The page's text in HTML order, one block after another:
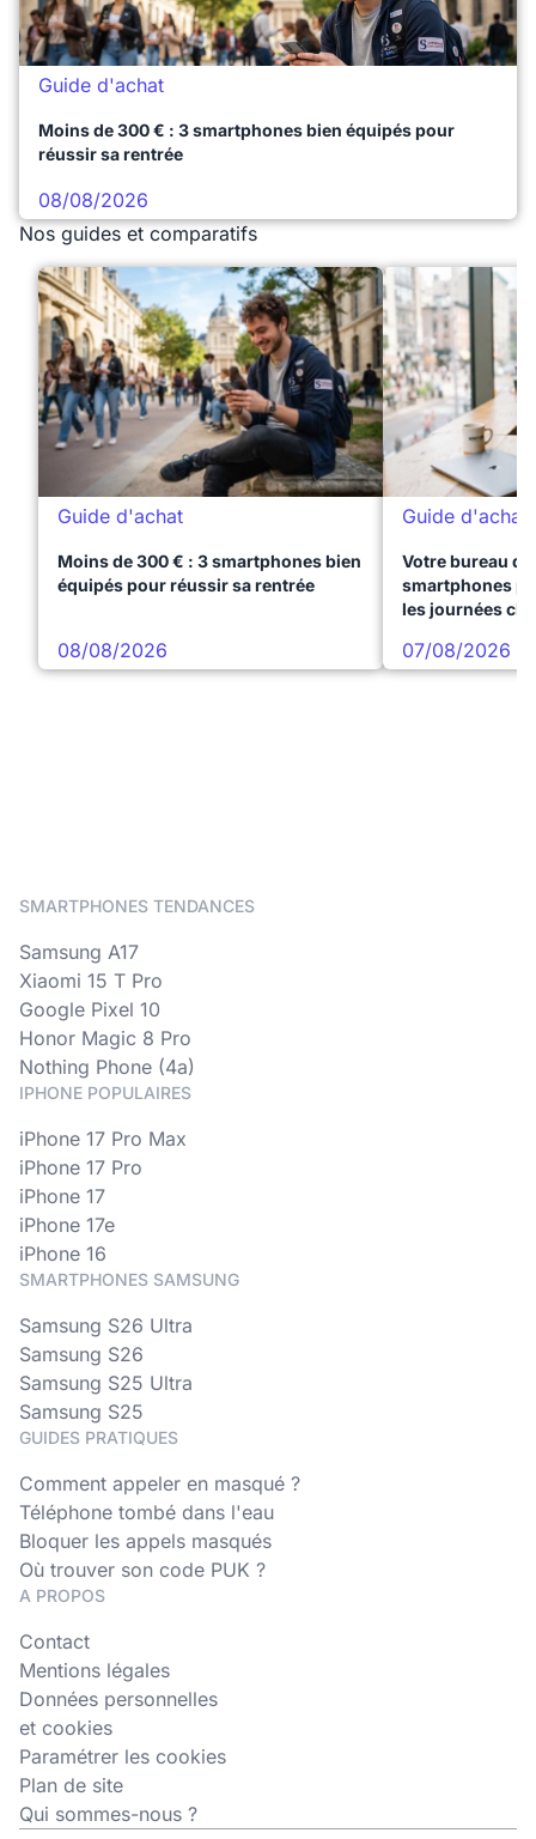
Guide d'achat
Moins de 300 € : 3 smartphones bien équipés pour
réussir sa rentrée
08/08/2026
Nos guides et comparatifs
Guide d'achat
Moins de 300 € : 3 smartphones bien
équipés pour réussir sa rentrée
08/08/2026
Guide d'achat
Votre bureau
smartphones
les journées
07/08/2026
SMARTPHONES TENDANCES
Samsung A17
Xiaomi 15 T Pro
Google Pixel 10
Honor Magic 8 Pro
Nothing Phone (4a)
IPHONE POPULAIRES
iPhone 17 Pro Max
iPhone 17 Pro
iPhone 17
iPhone 17e
iPhone 16
SMARTPHONES SAMSUNG
Samsung S26 Ultra
Samsung S26
Samsung S25 Ultra
Samsung S25
GUIDES PRATIQUES
Comment appeler en masqué ?
Téléphone tombé dans l'eau
Bloquer les appels masqués
Où trouver son code PUK ?
A PROPOS
Contact
Mentions légales
Données personnelles
et cookies
Paramétrer les cookies
Plan de site
Qui sommes-nous ?